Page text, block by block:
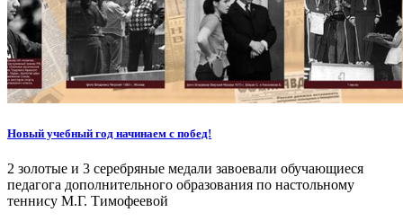
Новый учебный год начинаем с побед!
2 золотые и 3 серебряные медали завоевали обучающиеся
педагога дополнительного образования по настольному
теннису М.Г. Тимофеевой